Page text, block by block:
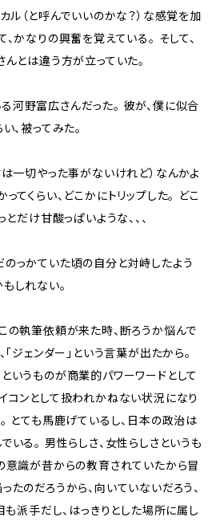
ル（と呼んでいいのかな？）な感覚を加
かなりの興奮を覚えている。 そして、
んとは違う方が立っていた。
河野富広さんだった。 彼が、僕に似合
、被ってみた。
は一切やった事がないけれど）なんかよ
てくらい、どこかにトリップした。 どこ
とだけ甘酸っぱいような、、、
っかていた頃の自分と対峙したよう
しれない。
の執筆依頼が来た時、断ろうか悩んで
ジェンダー」という言葉が出たから。
いうものが商業的パワーワードとして
コンとして扱われかねない状況になり
とても馬鹿げているし、日本の政治は
いる。 男性らしさ、女性らしさというも
意識が昔からの教育されていたから冒
たのだろうから、向いていないだろう、
も派手だし、はっきりとした場所に属し